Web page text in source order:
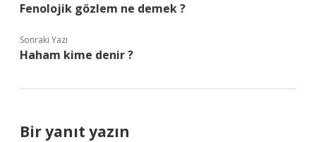
Fenolojik gözlem ne demek ?
Sonraki Yazı
Haham kime denir ?
Bir yanıt yazın